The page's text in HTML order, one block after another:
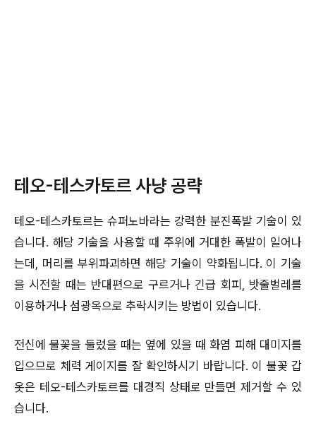
테오-테스카토르 사냥 공략
테오-테스카토르는 슈퍼노바라는 강력한 분진폭발 기술이 있
습니다. 해당 기술을 사용할 때 주위에 거대한 폭발이 일어나
는데, 머리를 부위파괴하면 해당 기술이 약화됩니다. 이 기술
을 시전할 때는 반대편으로 구르거나 긴급 회피, 밧줄벌레를
이용하거나 섬광옥으로 추락시키는 방법이 있습니다.
전신에 불꽃을 둘렀을 때는 옆에 있을 때 화염 피해 대미지를
입으므로 체력 게이지를 잘 확인하시기 바랍니다. 이 불꽃 갑
옷은 테오-테스카토르를 대경직 상태로 만들면 제거할 수 있
습니다.